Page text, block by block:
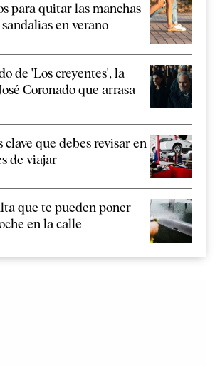
para quitar las manchas
en verano
de 'Los creyentes', la
Coronado que arrasa
clave que debes revisar en
de viajar
que te pueden poner
en la calle